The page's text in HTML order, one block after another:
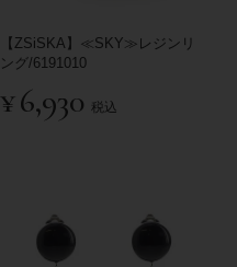
【ZSiSKA】≪SKY≫レジンリ
ング/6191010
¥6,930 税込